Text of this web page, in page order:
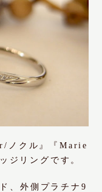
ノクル』『Marie
ジリングです。
、外側プラチナ9